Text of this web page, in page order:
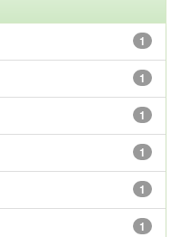
1
1
1
1
1
1